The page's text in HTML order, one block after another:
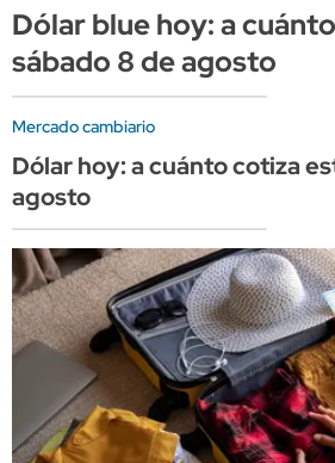
Dólar blue hoy: a
sábado 8 de agosto
Mercado cambiario
Dólar hoy: a cuánto cotiza
agosto